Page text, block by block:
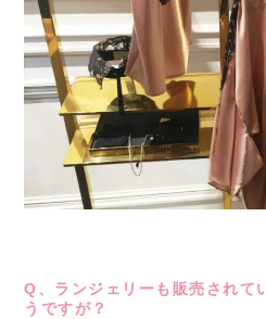
Q、ランジェリーも販売されて
うですが？